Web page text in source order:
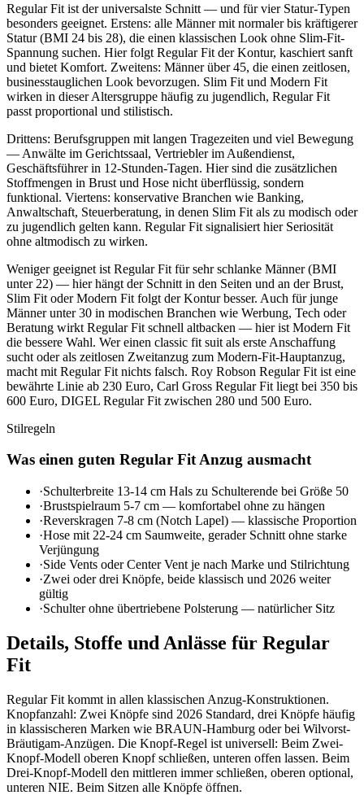
Regular Fit ist der universalste Schnitt — und für vier Statur-Typen
besonders geeignet. Erstens: alle Männer mit normaler bis kräftigerer
Statur (BMI 24 bis 28), die einen klassischen Look ohne Slim-Fit-
Spannung suchen. Hier folgt Regular Fit der Kontur, kaschiert sanft
und bietet Komfort. Zweitens: Männer über 45, die einen zeitlosen,
businesstauglichen Look bevorzugen. Slim Fit und Modern Fit
wirken in dieser Altersgruppe häufig zu jugendlich, Regular Fit
passt proportional und stilistisch.
Drittens: Berufsgruppen mit langen Tragezeiten und viel Bewegung
— Anwälte im Gerichtssaal, Vertriebler im Außendienst,
Geschäftsführer in 12-Stunden-Tagen. Hier sind die zusätzlichen
Stoffmengen in Brust und Hose nicht überflüssig, sondern
funktional. Viertens: konservative Branchen wie Banking,
Anwaltschaft, Steuerberatung, in denen Slim Fit als zu modisch oder
zu jugendlich gelten kann. Regular Fit signalisiert hier Seriosität
ohne altmodisch zu wirken.
Weniger geeignet ist Regular Fit für sehr schlanke Männer (BMI
unter 22) — hier hängt der Schnitt in den Seiten und an der Brust,
Slim Fit oder Modern Fit folgt der Kontur besser. Auch für junge
Männer unter 30 in modischen Branchen wie Werbung, Tech oder
Beratung wirkt Regular Fit schnell altbacken — hier ist Modern Fit
die bessere Wahl. Wer einen classic fit suit als erste Anschaffung
sucht oder als zeitlosen Zweitanzug zum Modern-Fit-Hauptanzug,
macht mit Regular Fit nichts falsch. Roy Robson Regular Fit ist eine
bewährte Linie ab 230 Euro, Carl Gross Regular Fit liegt bei 350 bis
600 Euro, DIGEL Regular Fit zwischen 280 und 500 Euro.
Stilregeln
Was einen guten Regular Fit Anzug ausmacht
·Schulterbreite 13-14 cm Hals zu Schulterende bei Größe 50
·Brustspielraum 5-7 cm — komfortabel ohne zu hängen
·Reverskragen 7-8 cm (Notch Lapel) — klassische Proportion
·Hose mit 22-24 cm Saumweite, gerader Schnitt ohne starke
Verjüngung
·Side Vents oder Center Vent je nach Marke und Stilrichtung
·Zwei oder drei Knöpfe, beide klassisch und 2026 weiter
gültig
·Schulter ohne übertriebene Polsterung — natürlicher Sitz
Details, Stoffe und Anlässe für Regular
Fit
Regular Fit kommt in allen klassischen Anzug-Konstruktionen.
Knopfanzahl: Zwei Knöpfe sind 2026 Standard, drei Knöpfe häufig
in klassischeren Marken wie BRAUN-Hamburg oder bei Wilvorst-
Bräutigam-Anzügen. Die Knopf-Regel ist universell: Beim Zwei-
Knopf-Modell oberen Knopf schließen, unteren offen lassen. Beim
Drei-Knopf-Modell den mittleren immer schließen, oberen optional,
unteren NIE. Beim Sitzen alle Knöpfe öffnen.